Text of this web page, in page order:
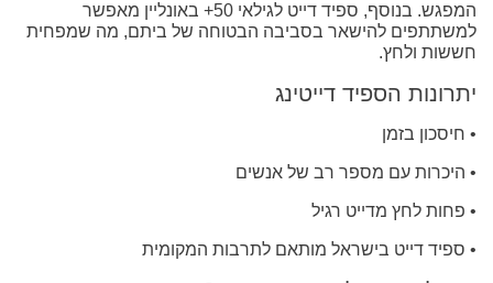
המפגש. בנוסף, ספיד דייט לגילאי 50+ באונליין מאפשר
למשתתפים להישאר בסביבה הבטוחה של ביתם, מה שמפחית
חששות ולחץ.
יתרונות הספיד דייטינג
• חיסכון בזמן
• היכרות עם מספר רב של אנשים
• פחות לחץ מדייט רגיל
• ספיד דייט בישראל מותאם לתרבות המקומית